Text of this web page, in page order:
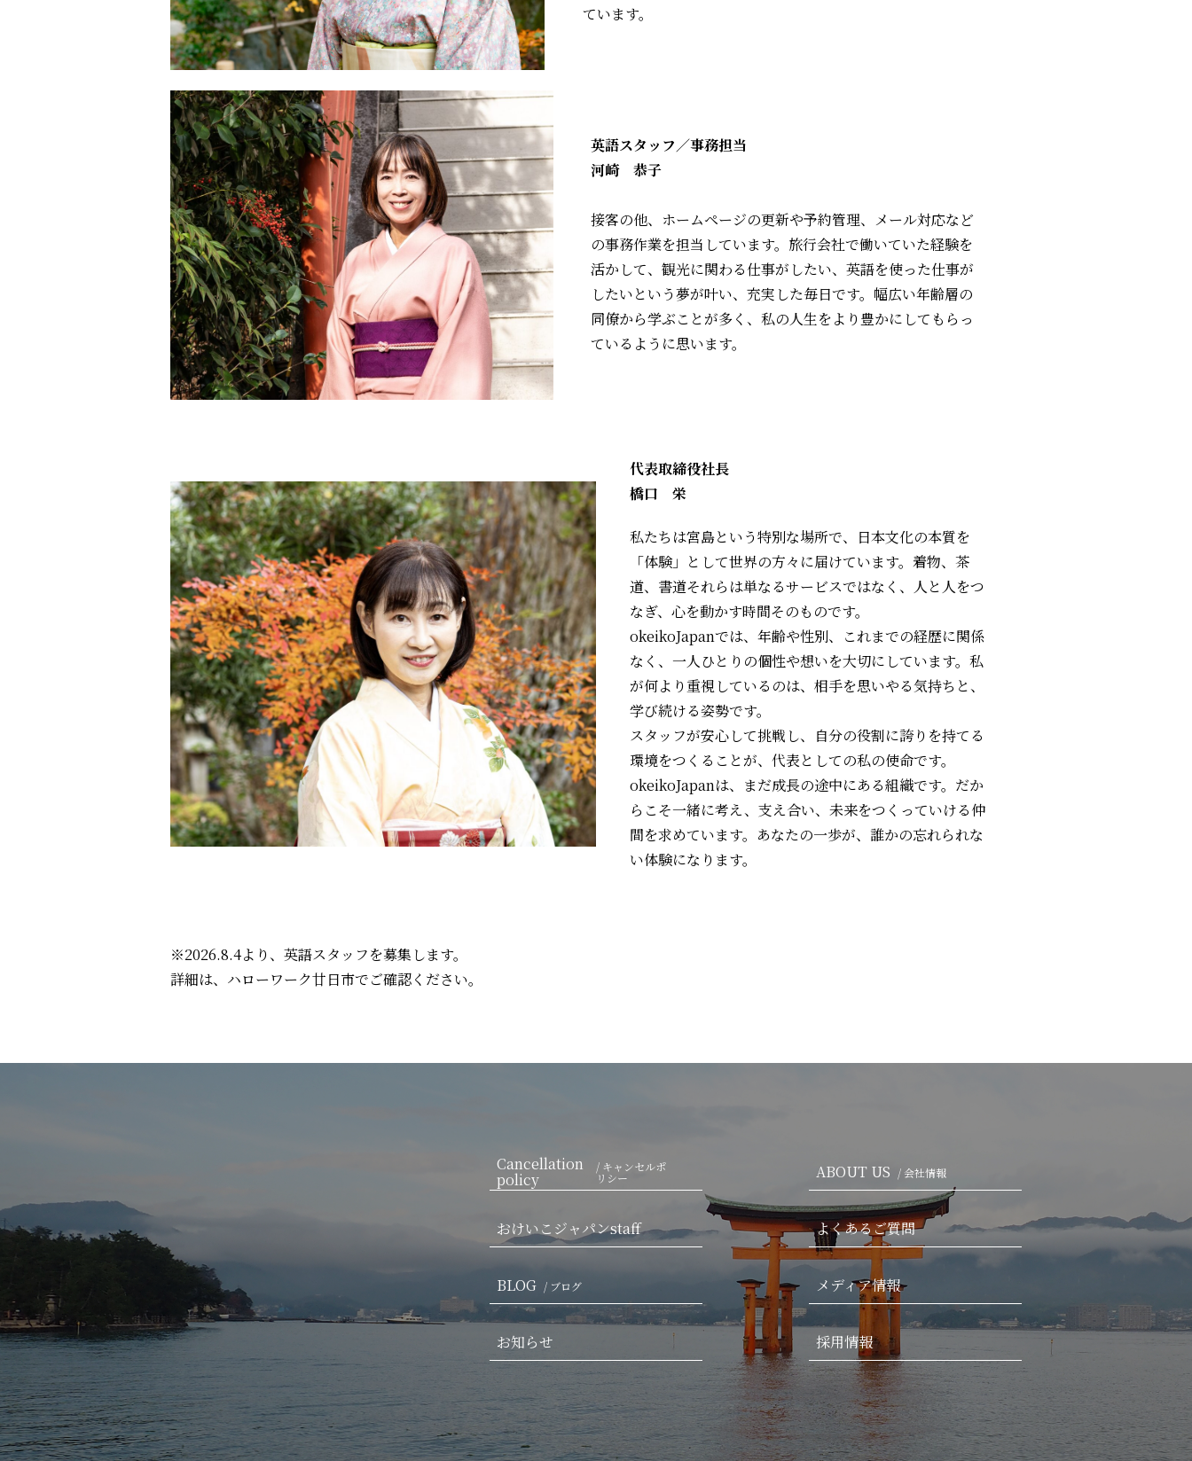
ています。
英語スタッフ／事務担当
河崎 恭子
接客の他、ホームページの更新や予約管理、メール対応など
の事務作業を担当しています。旅行会社で働いていた経験を
活かして、観光に関わる仕事がしたい、英語を使った仕事が
したいという夢が叶い、充実した毎日です。幅広い年齢層の
同僚から学ぶことが多く、私の人生をより豊かにしてもらっ
ているように思います。
代表取締役社長
橋口 栄
私たちは宮島という特別な場所で、日本文化の本質を
「体験」として世界の方々に届けています。着物、茶
道、書道――それらは単なるサービスではなく、人と人をつ
なぎ、心を動かす時間そのものです。
okeikoJapanでは、年齢や性別、これまでの経歴に関係
なく、一人ひとりの個性や想いを大切にしています。私
が何より重視しているのは、相手を思いやる気持ちと、
学び続ける姿勢です。
スタッフが安心して挑戦し、自分の役割に誇りを持てる
環境をつくることが、代表としての私の使命です。
okeikoJapanは、まだ成長の途中にある組織です。だか
らこそ一緒に考え、支え合い、未来をつくっていける仲
間を求めています。あなたの一歩が、誰かの忘れられな
い体験になります。
※2026.8.4より、英語スタッフを募集します。
詳細は、ハローワーク廿日市でご確認ください。
Cancellation
policy
/ キャンセルポ
リシー
おけいこジャパンstaff
BLOG / ブログ
お知らせ
ABOUT US / 会社情報
よくあるご質問
メディア情報
採用情報